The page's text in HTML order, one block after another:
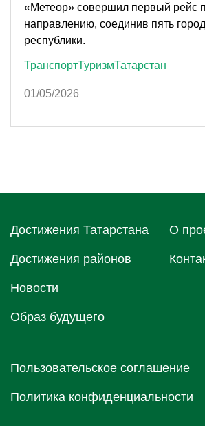
«Метеор» совершил первый рейс
направлению, соединив пять
республики.
ТранспортТуризмТатарстан
01/05/2026
Достижения Татарстана
Достижения районов
Новости
Образ будущего
О
Пользовательское соглашение
Политика конфиденциальности